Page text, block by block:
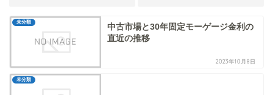
未分類
中古市場と30年固定モーゲージ金利の
直近の推移
2023年10月8日
未分類